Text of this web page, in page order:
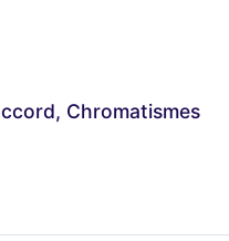
Chromatismes